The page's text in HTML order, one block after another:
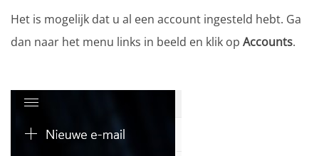
Het is mogelijk dat u al een account ingesteld hebt. Ga
dan naar het menu links in beeld en klik op Accounts.